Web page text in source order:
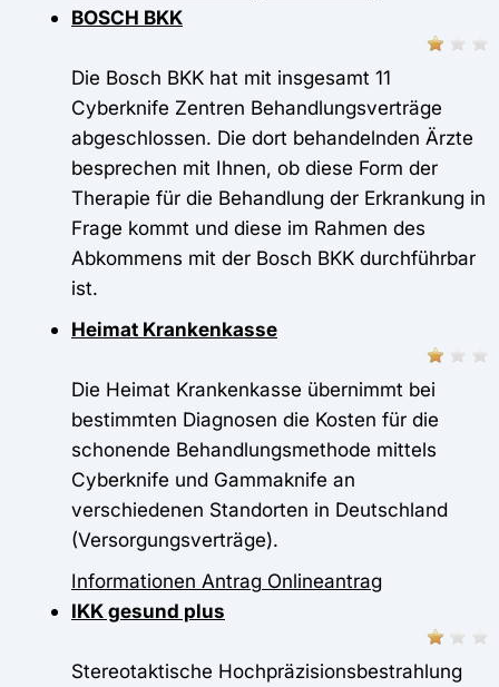
BOSCH BKK
Die Bosch BKK hat mit insgesamt 11
Cyberknife Zentren Behandlungsverträge
abgeschlossen. Die dort behandelnden Ärzte
besprechen mit Ihnen, ob diese Form der
Therapie für die Behandlung der Erkrankung in
Frage kommt und diese im Rahmen des
Abkommens mit der Bosch BKK durchführbar
ist.
Heimat Krankenkasse
Die Heimat Krankenkasse übernimmt bei
bestimmten Diagnosen die Kosten für die
schonende Behandlungsmethode mittels
Cyberknife und Gammaknife an
verschiedenen Standorten in Deutschland
(Versorgungsverträge).
Informationen Antrag Onlineantrag
IKK gesund plus
Stereotaktische Hochpräzisionsbestrahlung